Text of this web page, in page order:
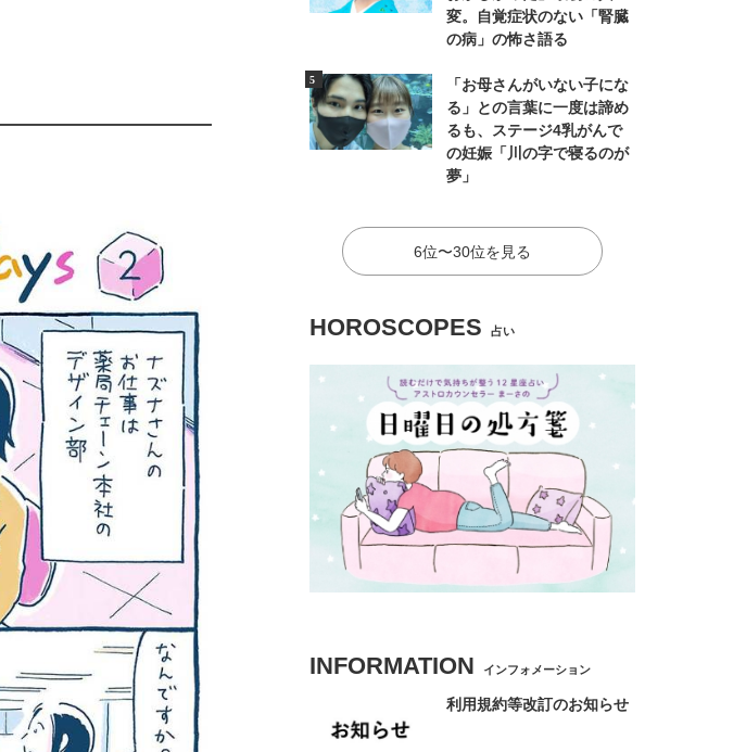
変。自覚症状のない「腎臓
の病」の怖さ語る
「お母さんがいない子にな
る」との言葉に一度は諦め
るも、ステージ4乳がんで
の妊娠「川の字で寝るのが
夢」
6位〜30位を見る
HOROSCOPES 占い
INFORMATION インフォメーション
利用規約等改訂のお知らせ